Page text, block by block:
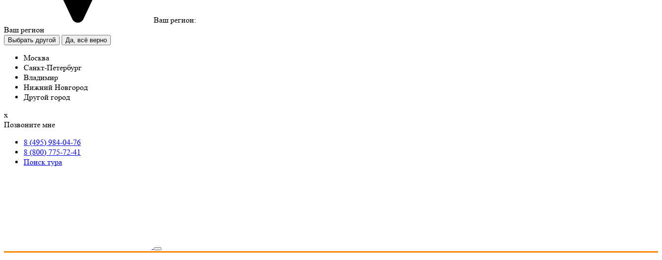
Ваш регион:
Ваш регион
Выбрать другой Да, всё верно
Москва
Санкт-Петербург
Владимир
Нижний Новгород
Другой город
х
Позвоните мне
8 (495) 984-04-76
8 (800) 775-72-41
Поиск тура